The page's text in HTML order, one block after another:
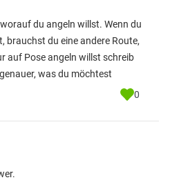
du angeln willst. Wenn du
brauchst du eine andere Route,
auf Pose angeln willst schreib
was du möchtest
0